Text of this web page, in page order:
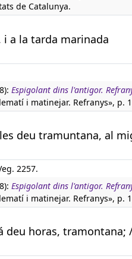
de Catalunya.
a la tarda marinada
Espigolant dins l'antigor.
i matinejar. Refranys», p.
deu tramuntana, al
2257.
Espigolant dins l'antigor.
i matinejar. Refranys», p.
deu horas,